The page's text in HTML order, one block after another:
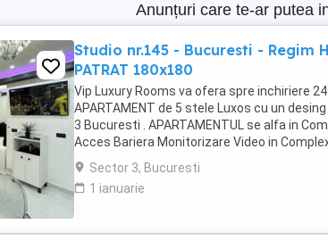
Anunțuri care te-ar putea
Studio nr.145 - Bucuresti - Regim
PATRAT 180x180
Vip Luxury Rooms va ofera spre inchiriere 24
APARTAMENT de 5 stele Luxos cu un
3 Bucuresti . APARTAMENTUL se alfa in
Acces Bariera Monitorizare Video in
Sector 3 ) Loc de parcare PRIVAT in complex
Sector 3, Bucuresti
1 ianuarie